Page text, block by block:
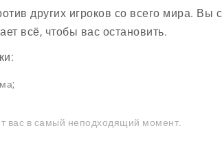
других игроков со всего мира. Вы
всё, чтобы вас остановить.
вас в самый неподходящий момент.